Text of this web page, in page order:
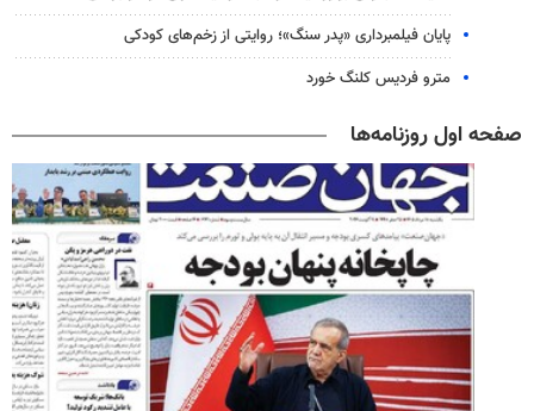
پایان فیلمبرداری «پدر سنگ»؛ روایتی از زخم‌های کودکی
مترو فردیس کلنگ خورد
صفحه اول روزنامه‌ها